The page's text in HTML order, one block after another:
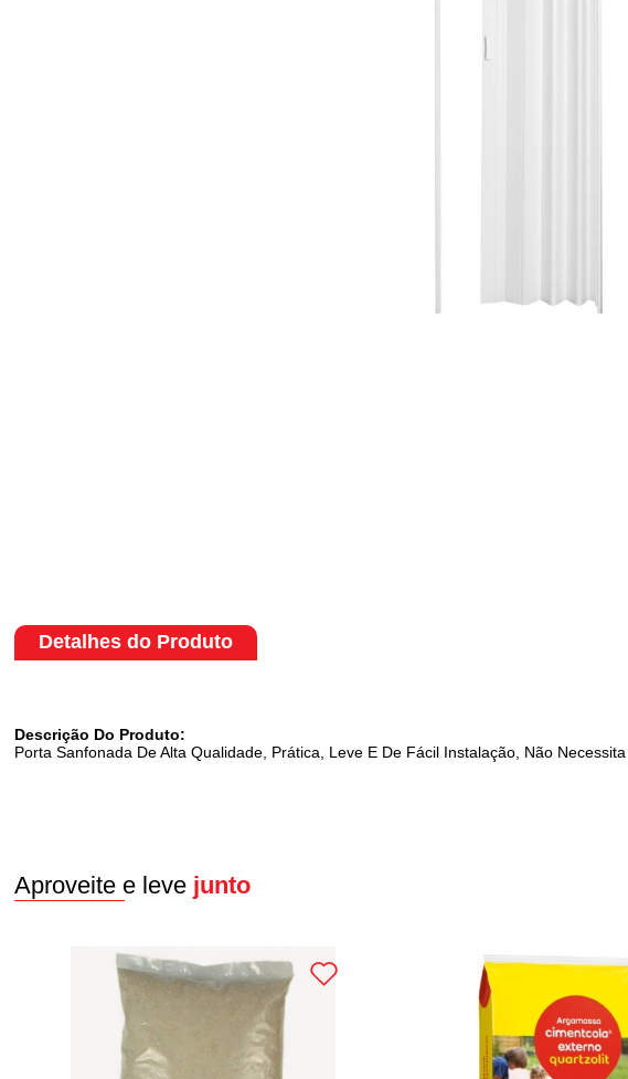
Detalhes do Produto
Descrição Do Produto:
Porta Sanfonada De Alta Qualidade, Prática, Leve E De Fácil Instalação, Não
Aproveite e leve junto